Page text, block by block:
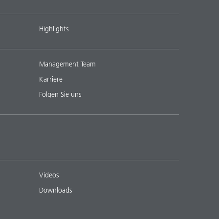
Highlights
Management Team
Karriere
Folgen Sie uns
Videos
Downloads